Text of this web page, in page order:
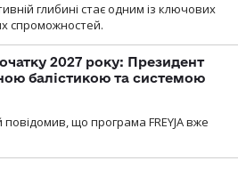
глибині стає одним із ключових
спроможностей.
2027 року: Президент
балістикою та системою
що програма FREYJA вже